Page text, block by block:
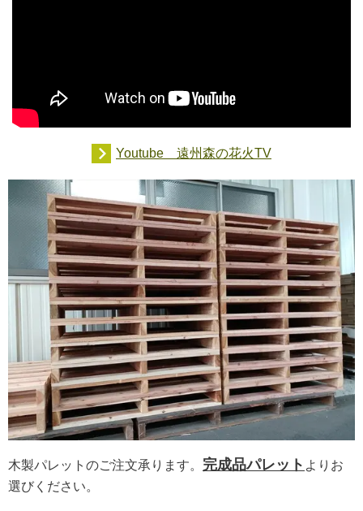
Youtube 遠州森の花火TV
木製パレットのご注文承ります。 完成品パレット よりお
選びください。